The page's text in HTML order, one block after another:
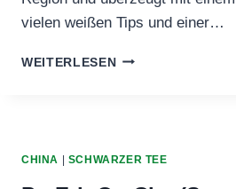
vielen weißen Tips und einer…
WEITERLESENDARJEELING
CHINA | SCHWARZER TEE